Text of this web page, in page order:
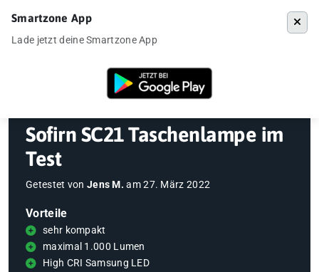
»Sofirn SC21 Taschenlampe im Test
Sofirn SC21 Taschenlampe im
Test
Getestet von Jens M. am27. März 2022
Vorteile
sehr kompakt
maximal 1.000 Lumen
High CRI Samsung LED
Smartzone App
Lade jetzt deine Smartzone App